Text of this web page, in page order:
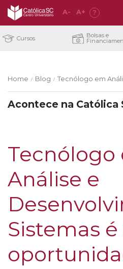
A- A+ ?
Cursos Bolsas e
Home / Blog / Tecnólogo em
Acontece na Católica
Tecnólogo
Análise e
Sistemas